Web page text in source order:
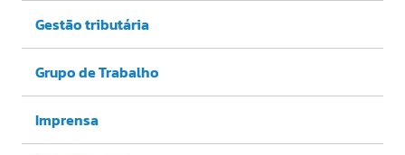
Gestão tributária
Grupo de Trabalho
Imprensa